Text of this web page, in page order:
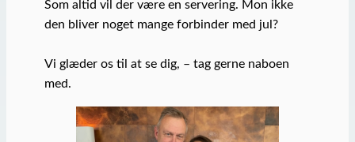
Som altid vil der være en servering. Mon ikke
den bliver noget mange forbinder med jul?
Vi glæder os til at se dig, – tag gerne naboen
med.